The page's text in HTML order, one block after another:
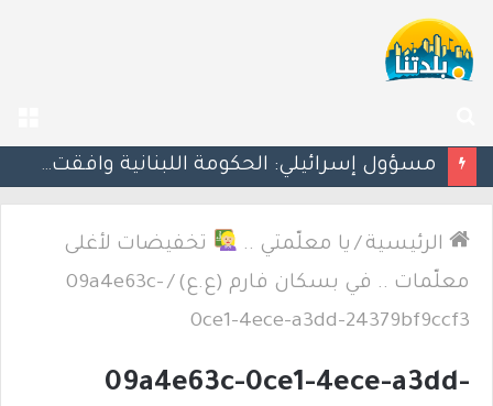
عن
مسؤول إسرائيلي: الحكومة اللبنانية وافقت على وجود الجيش الإسرائيلي داخل أراضيها
الرئيسية / يا معلّمتي ..
تخفيضات لأغلى
معلّمات .. في بسكان فارم (ع.ع) /
09a4e63c-
0ce1-4ece-a3dd-24379bf9ccf3
09a4e63c-0ce1-4ece-a3dd-